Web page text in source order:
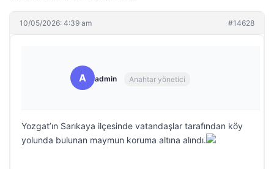
10/05/2026: 4:39 am #14628
A admin Anahtar yönetici
Yozgat’ın Sarıkaya ilçesinde vatandaşlar tarafından köy
yolunda bulunan maymun koruma altına alındı.